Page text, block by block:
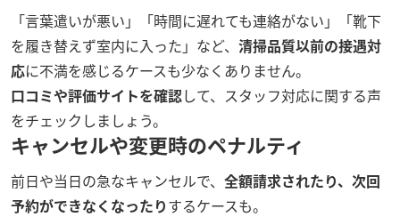
「言葉遣いが悪い」「時間に遅れても連絡がない」「靴下
を履き替えず室内に入った」など、 清掃品質以前の接遇対
応に不満を感じるケースも少なくありません。
口コミや評価サイトを確認して、スタッフ対応に関する声
をチェックしましょう。
キャンセルや変更時のペナルティ
前日や当日の急なキャンセルで、 全額請求されたり、次回
予約ができなくなったりするケースも。